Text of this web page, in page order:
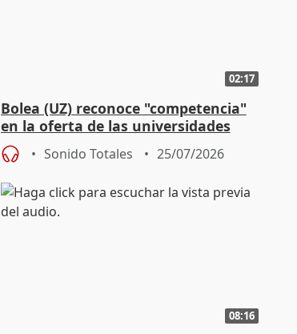
02:17
Bolea (UZ) reconoce "competencia"
en la oferta de las universidades
privadas
Sonido Totales 25/07/2026
08:16